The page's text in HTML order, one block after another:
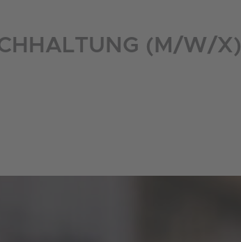
(M/W/X)